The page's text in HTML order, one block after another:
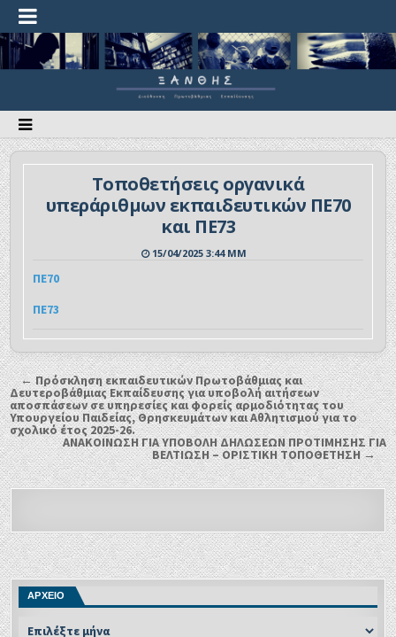
Τοποθετήσεις οργανικά
υπεράριθμων εκπαιδευτικών ΠΕ70
και ΠΕ73
15/04/2025 3:44 ΜΜ
ΠΕ70
ΠΕ73
← Πρόσκληση εκπαιδευτικών Πρωτοβάθμιας και
Δευτεροβάθμιας Εκπαίδευσης για υποβολή αιτήσεων
αποσπάσεων σε υπηρεσίες και φορείς αρμοδιότητας του
Υπουργείου Παιδείας, Θρησκευμάτων και Αθλητισμού για το
σχολικό έτος 2025-26.
ΑΝΑΚΟΙΝΩΣΗ ΓΙΑ ΥΠΟΒΟΛΗ ΔΗΛΩΣΕΩΝ ΠΡΟΤΙΜΗΣΗΣ ΓΙΑ
ΒΕΛΤΙΩΣΗ – ΟΡΙΣΤΙΚΗ ΤΟΠΟΘΕΤΗΣΗ →
ΑΡΧΕΙΟ